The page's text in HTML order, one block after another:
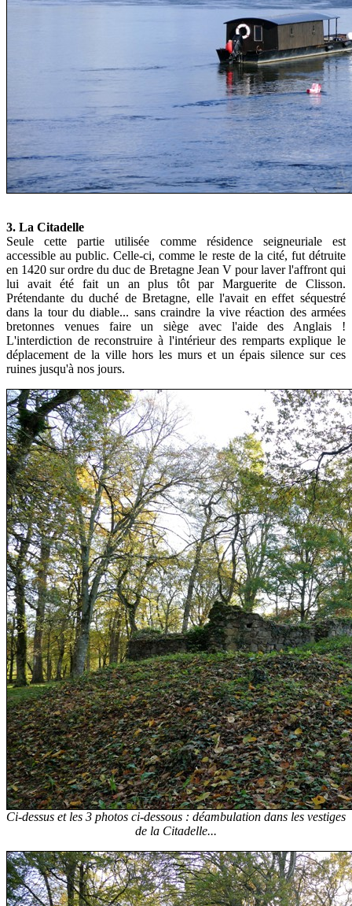
3. La Citadelle
Seule cette partie utilisée comme résidence seigneuriale est
accessible au public. Celle-ci, comme le reste de la cité, fut détruite
en 1420 sur ordre du duc de Bretagne Jean V pour laver l'affront qui
lui avait été fait un an plus tôt par Marguerite de Clisson.
Prétendante du duché de Bretagne, elle l'avait en effet séquestré
dans la tour du diable... sans craindre la vive réaction des armées
bretonnes venues faire un siège avec l'aide des Anglais !
L'interdiction de reconstruire à l'intérieur des remparts explique le
déplacement de la ville hors les murs et un épais silence sur ces
ruines jusqu'à nos jours.
Ci-dessus et les 3 photos ci-dessous : déambulation dans les vestiges
de la Citadelle...